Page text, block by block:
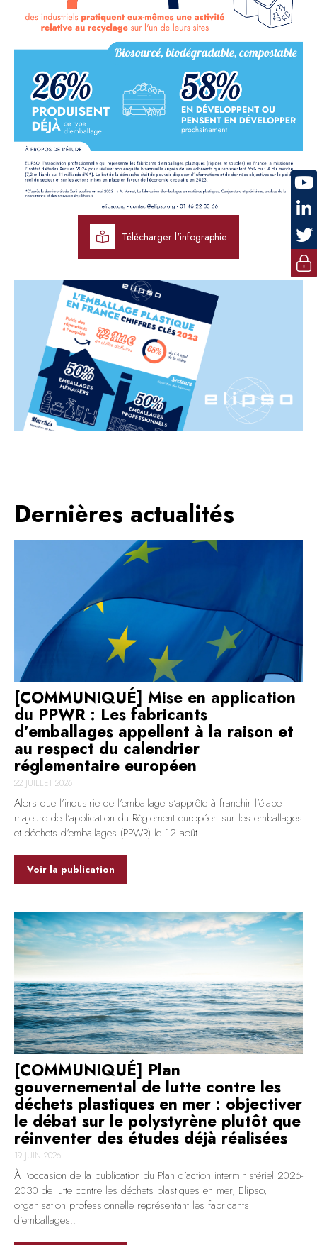
Télécharger l'infographie
Dernières actualités
[COMMUNIQUÉ] Mise en application
du PPWR : Les fabricants
d’emballages appellent à la raison et
au respect du calendrier
réglementaire européen
22 JUILLET 2026
Alors que l’industrie de l’emballage s’apprête à franchir l’étape
majeure de l’application du Règlement européen sur les emballages
et déchets d’emballages (PPWR) le 12 août..
Voir la publication
[COMMUNIQUÉ] Plan
gouvernemental de lutte contre les
déchets plastiques en mer : objectiver
le débat sur le polystyrène plutôt que
réinventer des études déjà réalisées
19 JUIN 2026
À l’occasion de la publication du Plan d’action interministériel 2026-
2030 de lutte contre les déchets plastiques en mer, Elipso,
organisation professionnelle représentant les fabricants
d’emballages..